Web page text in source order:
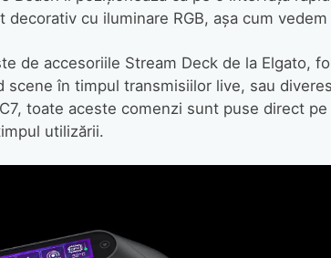
decorativ cu iluminare RGB, așa cum
de accesoriile Stream Deck de la Elgato,
scene în timpul transmisiilor live, sau
toate aceste comenzi sunt puse direct
utilizării.